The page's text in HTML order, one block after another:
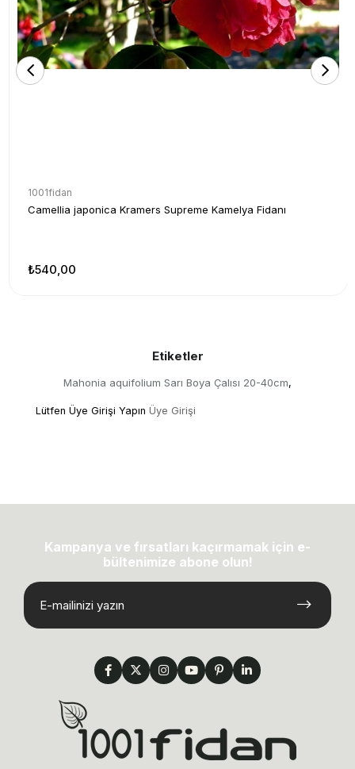
1001fidan
Camellia japonica Kramers Supreme Kamelya Fidanı
₺540,00
Etiketler
Mahonia aquifolium Sarı Boya Çalısı 20-40cm,
Lütfen Üye Girişi Yapın Üye Girişi
Kampanya ve fırsatları kaçırmamak için e-
bültenimize abone olun!